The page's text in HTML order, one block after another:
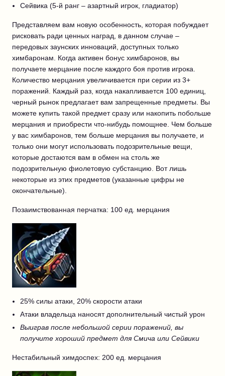
Сейвика (5-й ранг – азартный игрок, гладиатор)
Представляем вам новую особенность, которая побуждает
рисковать ради ценных наград, в данном случае –
передовых заунских инноваций, доступных только
химбаронам. Когда активен бонус химбаронов, вы
получаете мерцание после каждого боя против игрока.
Количество мерцания увеличивается при серии из 3+
поражений. Каждый раз, когда накапливается 100 единиц,
черный рынок предлагает вам запрещенные предметы. Вы
можете купить такой предмет сразу или накопить побольше
мерцания и приобрести что-нибудь помощнее. Чем больше
у вас химбаронов, тем больше мерцания вы получаете, и
только они могут использовать подозрительные вещи,
которые достаются вам в обмен на столь же
подозрительную фиолетовую субстанцию. Вот лишь
некоторые из этих предметов (указанные цифры не
окончательные).
Позаимствованная перчатка: 100 ед. мерцания
25% силы атаки, 20% скорости атаки
Атаки владельца наносят дополнительный чистый урон
Выиграв после небольшой серии поражений, вы
получите хороший предмет для Смича или Сейвики
Нестабильный химдоспех: 200 ед. мерцания